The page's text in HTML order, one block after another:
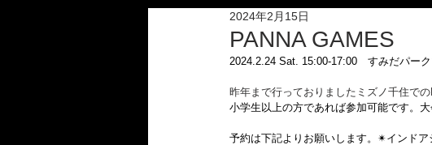
PANNA GAMES
2024年2月15日
2024.2.24 Sat. 15:00-17:00　すみだパー
昨年まで行っておりましたミズノ千住で
小学生以上の方であれば参加可能です。
予約は下記よりお願いします。✴︎インドア